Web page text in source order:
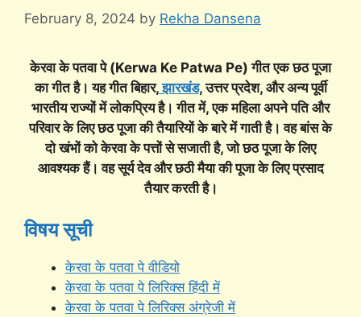
February 8, 2024 by Rekha Dansena
केरवा के पतवा पे (Kerwa Ke Patwa Pe) गीत एक छठ पूजा
का गीत है। यह गीत बिहार,झारखंड, उत्तर प्रदेश, और अन्य पूर्वी
भारतीय राज्यों में लोकप्रिय है। गीत में, एक महिला अपने पति और
परिवार के लिए छठ पूजा की तैयारियों के बारे में गाती है। वह बांस के
दो खंभों को केरवा के पत्तों से सजाती है, जो छठ पूजा के लिए
आवश्यक हैं। वह सूर्य देव और छठी मैया की पूजा के लिए प्रसाद
तैयार करती है।
विषय सूची
केरवा के पतवा पे वीडियो
केरवा के पतवा पे लिरिक्स हिंदी में
केरवा के पतवा पे लिरिक्स अंग्रेजी में